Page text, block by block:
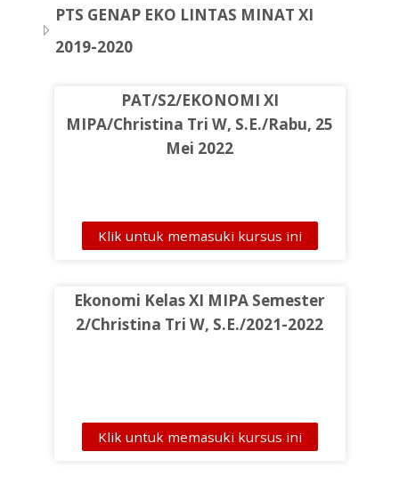
Bahasa Indonesia ‎(id)‎
PTS GENAP EKO LINTAS MINAT XI
2019-2020
PAT/S2/EKONOMI XI
MIPA/Christina Tri W, S.E./Rabu, 25
Mei 2022
Klik untuk memasuki kursus ini
Ekonomi Kelas XI MIPA Semester
2/Christina Tri W, S.E./2021-2022
Klik untuk memasuki kursus ini